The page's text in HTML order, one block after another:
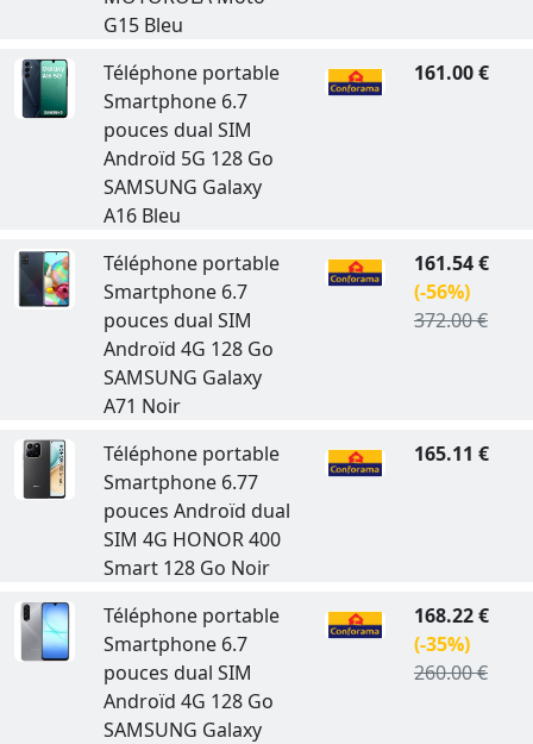
G15 Bleu
Téléphone portable
Smartphone 6.7
pouces dual SIM
Androïd 5G 128 Go
SAMSUNG Galaxy
A16 Bleu
161.00 €
Téléphone portable
Smartphone 6.7
pouces dual SIM
Androïd 4G 128 Go
SAMSUNG Galaxy
A71 Noir
161.54 €
(-56%)
372.00 €
Téléphone portable
Smartphone 6.77
pouces Androïd dual
SIM 4G HONOR 400
Smart 128 Go Noir
165.11 €
Téléphone portable
Smartphone 6.7
pouces dual SIM
Androïd 4G 128 Go
SAMSUNG Galaxy
168.22 €
(-35%)
260.00 €